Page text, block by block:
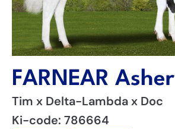
FARNEAR Asher
Tim x Delta-Lambda x Doc
Ki-code: 786664